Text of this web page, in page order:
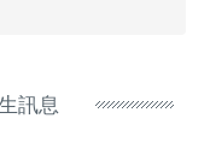
訊息